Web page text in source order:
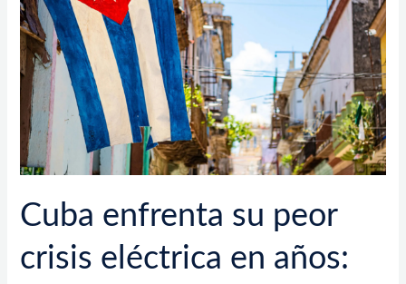
Cuba enfrenta su peor
crisis eléctrica en años:
peor
crisis
eléctrica
en
años:
apagones
prolongados
y
por
falta
servicios